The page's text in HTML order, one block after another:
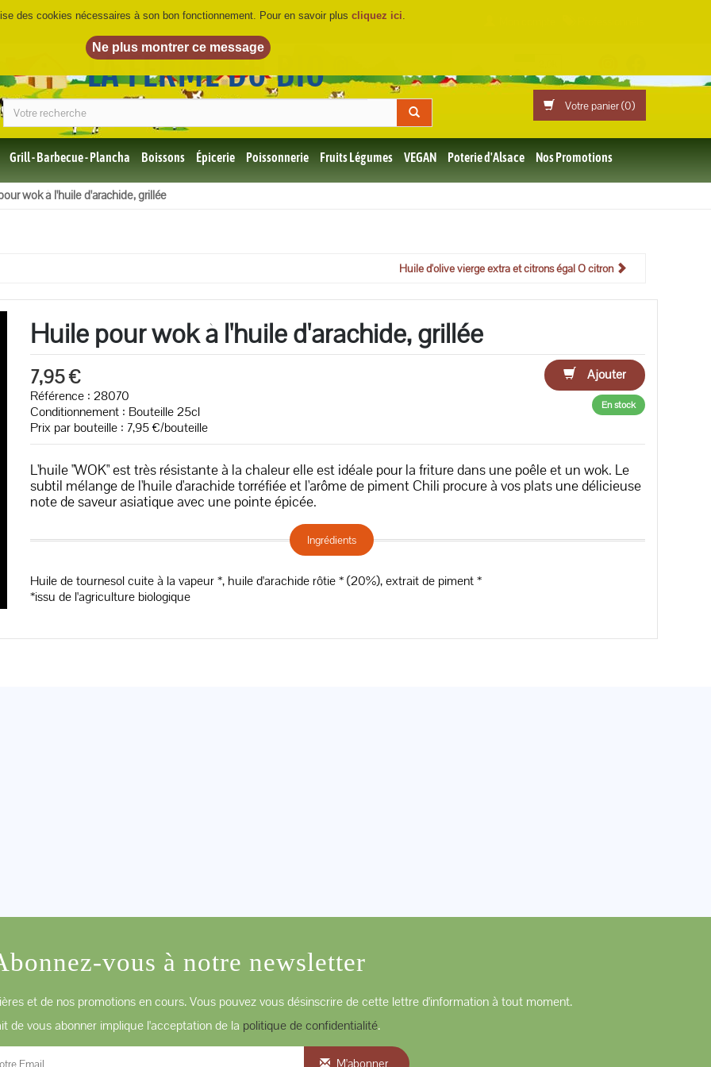
LA FERME DU BIO
Votre panier (0)
Grill - Barbecue - Plancha Boissons Épicerie Poissonnerie Fruits Légumes VEGAN Poterie d'Alsace Nos Promotions
wok à l'huile d'arachide, grillée
Huile d'olive vierge extra et citrons égal O citron
Huile pour wok à l'huile d'arachide, grillée
7,95 €
Ajouter
Référence : 28070
Conditionnement : Bouteille 25cl
Prix par bouteille : 7,95 €/bouteille
En stock
L'huile "WOK" est très résistante à la chaleur elle est idéale pour la friture dans une poêle et un wok. Le
subtil mélange de l'huile d'arachide torréfiée et l'arôme de piment Chili procure à vos plats une délicieuse
note de saveur asiatique avec une pointe épicée.
Ingrédients
Huile de tournesol cuite à la vapeur *, huile d'arachide rôtie * (20%), extrait de piment *
*issu de l'agriculture biologique
vous à notre newsletter
et de nos promotions en cours. Vous pouvez vous désinscrire de cette lettre d'information à tout moment.
de vous abonner implique l'acceptation de la politique de confidentialité.
M'abonner
des cookies nécessaires à son bon fonctionnement. Pour en savoir plus cliquez ici.